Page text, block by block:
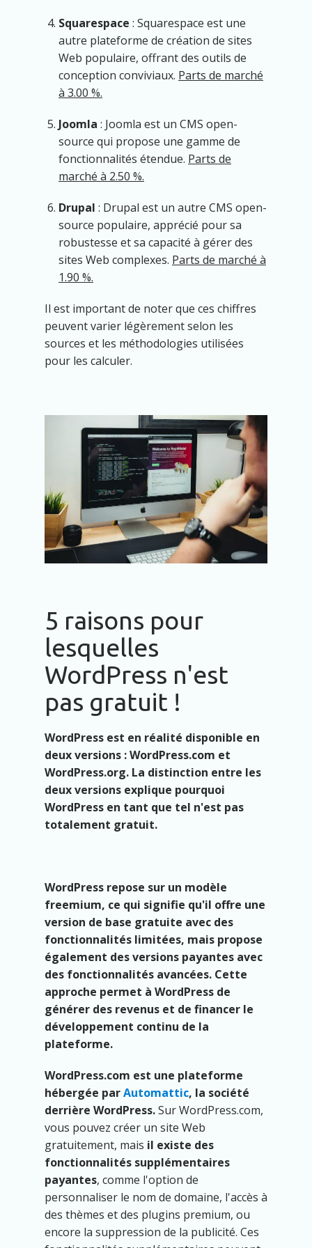
Squarespace : Squarespace est une
autre plateforme de création de sites
Web populaire, offrant des outils de
conception conviviaux. Parts de marché
à 3.00 %.
Joomla : Joomla est un CMS open-
source qui propose une gamme de
fonctionnalités étendue. Parts de
marché à 2.50 %.
Drupal : Drupal est un autre CMS open-
source populaire, apprécié pour sa
robustesse et sa capacité à gérer des
sites Web complexes. Parts de marché à
1.90 %.
Il est important de noter que ces chiffres
peuvent varier légèrement selon les
sources et les méthodologies utilisées
pour les calculer.
5 raisons pour
lesquelles
WordPress n'est
pas gratuit !
WordPress est en réalité disponible en
deux versions : WordPress.com et
WordPress.org. La distinction entre les
deux versions explique pourquoi
WordPress en tant que tel n'est pas
totalement gratuit.
WordPress repose sur un modèle
freemium, ce qui signifie qu'il offre une
version de base gratuite avec des
fonctionnalités limitées, mais propose
également des versions payantes avec
des fonctionnalités avancées. Cette
approche permet à WordPress de
générer des revenus et de financer le
développement continu de la
plateforme.
WordPress.com est une plateforme
hébergée parAutomattic, la société
derrière WordPress.Sur WordPress.com,
vous pouvez créer un site Web
gratuitement, mais il existe des
fonctionnalités supplémentaires
payantes, comme l'option de
personnaliser le nom de domaine, l'accès à
des thèmes et des plugins premium, ou
encore la suppression de la publicité. Ces